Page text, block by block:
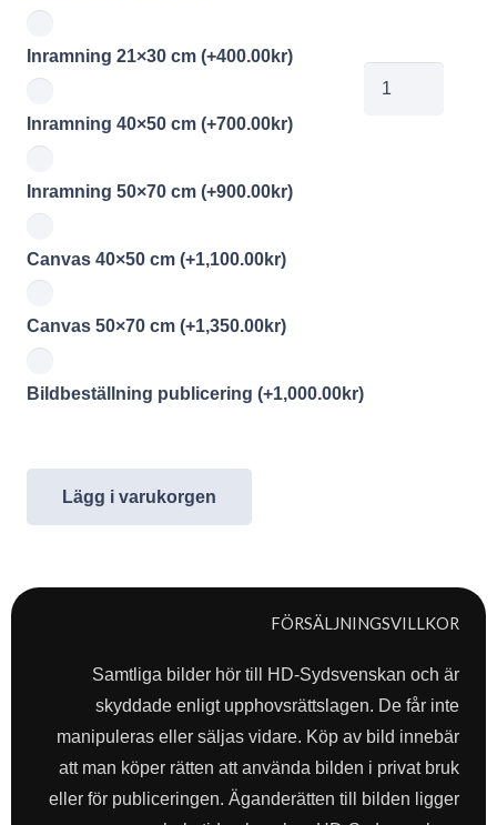
Inramning 21×30 cm (+400.00kr)
Inramning 40×50 cm (+700.00kr)
Inramning 50×70 cm (+900.00kr)
Canvas 40×50 cm (+1,100.00kr)
Canvas 50×70 cm (+1,350.00kr)
Bildbeställning publicering (+1,000.00kr)
Lägg i varukorgen
FÖRSÄLJNINGSVILLKOR
Samtliga bilder hör till HD-Sydsvenskan och är
skyddade enligt upphovsrättslagen. De får inte
manipuleras eller säljas vidare. Köp av bild innebär
att man köper rätten att använda bilden i privat bruk
eller för publiceringen. Äganderätten till bilden ligger